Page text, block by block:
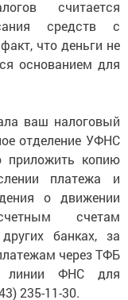
считается
средств с
что деньги не
основанием для
ваш налоговый
отделение УФНС
приложить копию
платежа и
о движении
счетам
банках, за
через ТФБ
линии ФНС для
235-11-30.